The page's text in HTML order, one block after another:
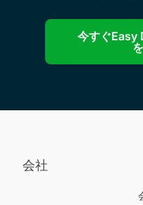
今すぐ
会社